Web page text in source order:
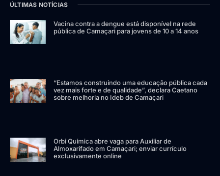
ÚLTIMAS NOTÍCIAS
Vacina contra a dengue está disponível na rede
pública de Camaçari para jovens de 10 a 14 anos
“Estamos construindo uma educação pública cada
vez mais forte e de qualidade”, declara Caetano
sobre melhoria no Ideb de Camaçari
Orbi Química abre vaga para Auxiliar de
Almoxarifado em Camaçari; enviar currículo
exclusivamente online